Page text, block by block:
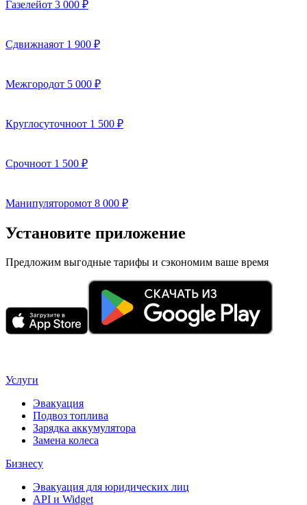
Газелейот 3 000 ₽
Сдвижнаяот 1 900 ₽
Межгородот 5 000 ₽
Круглосуточноот 1 500 ₽
Срочноот 1 500 ₽
Манипуляторомот 8 000 ₽
Установите приложение
Предложим выгодные тарифы и сэкономим ваше время
Услуги
Эвакуация
Подвоз топлива
Зарядка аккумулятора
Замена колеса
Бизнесу
Эвакуация для юридических лиц
API и Widget